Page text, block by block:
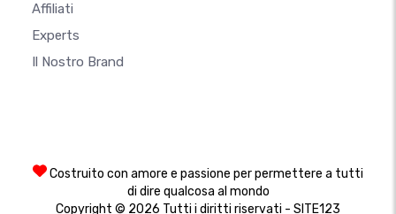
Affiliati
Experts
Il Nostro Brand
Costruito con amore e passione per permettere a tutti
di dire qualcosa al mondo
Copyright © 2026 Tutti i diritti riservati - SITE123